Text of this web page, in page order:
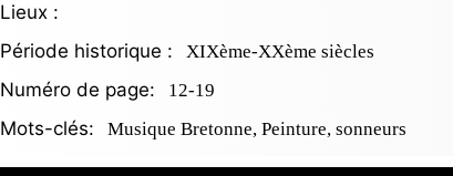
Lieux :
Période historique :
XIXème-XXème siècles
Numéro de page: 12-19
Mots-clés: Musique Bretonne, Peinture, sonneurs